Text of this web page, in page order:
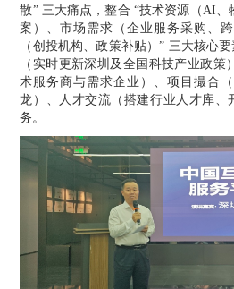
散” 三大痛点，整合 “技术资源（AI
案）、市场需求（企业服务采购、
（创投机构、政策补贴）” 三大核心
（实时更新深圳及全国科技产业政
术服务商与需求企业）、项目撮合
龙）、人才交流（搭建行业人才库、
务。